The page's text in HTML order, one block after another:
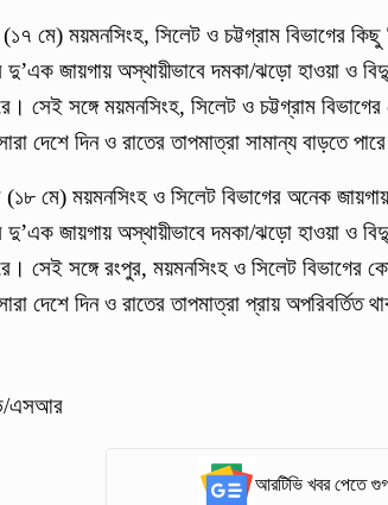
মে) ময়মনসিংহ, সিলেট ও চট্টগ্রাম বিভাগের
দু’এক জায়গায় অস্থায়ীভাবে দমকা/ঝড়ো হাওয়া ও
সেই সঙ্গে ময়মনসিংহ, সিলেট ও চট্টগ্রাম
দেশে দিন ও রাতের তাপমাত্রা সামান্য বাড়তে
মে) ময়মনসিংহ ও সিলেট বিভাগের অনেক
দু’এক জায়গায় অস্থায়ীভাবে দমকা/ঝড়ো হাওয়া ও
সেই সঙ্গে রংপুর, ময়মনসিংহ ও সিলেট বিভাগের
দেশে দিন ও রাতের তাপমাত্রা প্রায় অপরিবর্তিত
এসআর
আরটিভি খবর পেতে